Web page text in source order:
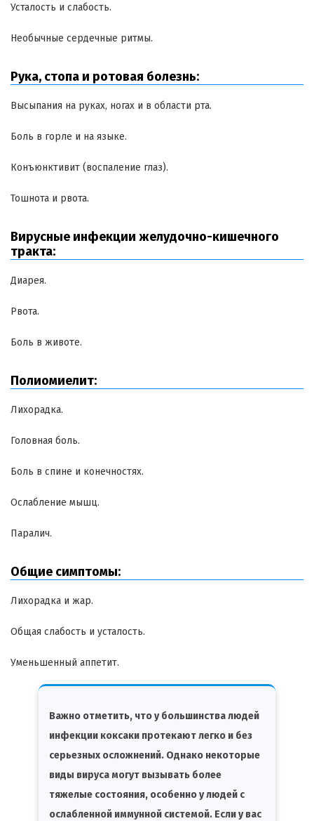
Усталость и слабость.
Необычные сердечные ритмы.
Рука, стопа и ротовая болезнь:
Высыпания на руках, ногах и в области рта.
Боль в горле и на языке.
Конъюнктивит (воспаление глаз).
Тошнота и рвота.
Вирусные инфекции желудочно-кишечного
тракта:
Диарея.
Рвота.
Боль в животе.
Полиомиелит:
Лихорадка.
Головная боль.
Боль в спине и конечностях.
Ослабление мышц.
Паралич.
Общие симптомы:
Лихорадка и жар.
Общая слабость и усталость.
Уменьшенный аппетит.
Важно отметить, что у большинства людей
инфекции коксаки протекают легко и без
серьезных осложнений. Однако некоторые
виды вируса могут вызывать более
тяжелые состояния, особенно у людей с
ослабленной иммунной системой. Если у вас